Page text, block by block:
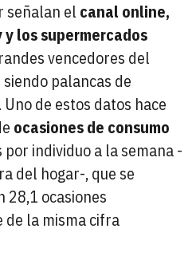
señalan el canal online,
los supermercados
vencedores del
palancas de
de estos datos hace
ocasiones de consumo
individuo a la semana -
del hogar-, que se
28,1 ocasiones
de la misma cifra